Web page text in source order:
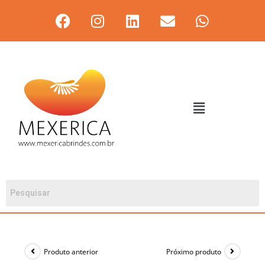
Produto anterior Próximo produto